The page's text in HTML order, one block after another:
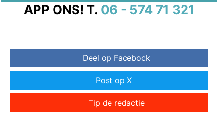
APP ONS! T. 06 - 574 71 321
Deel op Facebook
Post op X
Tip de redactie